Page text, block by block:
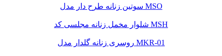
سوتین زنانه طرح دار مدل MSO
شلوار مخمل زنانه مجلسی کد MSH
روسری زنانه گلدار مدل MKR-01